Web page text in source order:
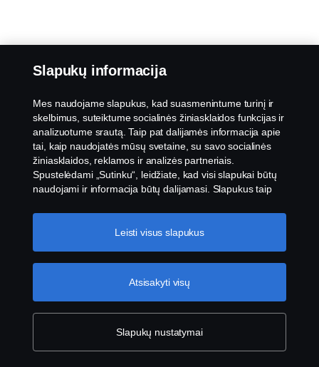
Slapukų informacija
Mes naudojame slapukus, kad suasmenintume turinį ir
skelbimus, suteiktume socialinės žiniasklaidos funkcijas ir
analizuotume srautą. Taip pat dalijamės informacija apie
tai, kaip naudojatės mūsų svetaine, su savo socialinės
žiniasklaidos, reklamos ir analizės partneriais.
Spustelėdami „Sutinku“, leidžiate, kad visi slapukai būtų
naudojami ir informacija būtų dalijamasi. Slapukus taip
pasirinkę norimas priimti kategorijas. Norėdami sužinoti
daugiau, kaip naudojame slapukus, apsilankykite mūsų
Slapukų nustatymai
Atsisakyti visų
Leisti visus slapukus